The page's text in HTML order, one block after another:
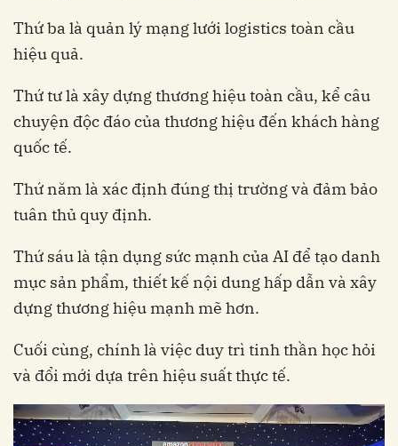
Thứ ba là quản lý mạng lưới logistics toàn cầu
hiệu quả.
Thứ tư là xây dựng thương hiệu toàn cầu, kể câu
chuyện độc đáo của thương hiệu đến khách hàng
quốc tế.
Thứ năm là xác định đúng thị trường và đảm bảo
tuân thủ quy định.
Thứ sáu là tận dụng sức mạnh của AI để tạo danh
mục sản phẩm, thiết kế nội dung hấp dẫn và xây
dựng thương hiệu mạnh mẽ hơn.
Cuối cùng, chính là việc duy trì tinh thần học hỏi
và đổi mới dựa trên hiệu suất thực tế.